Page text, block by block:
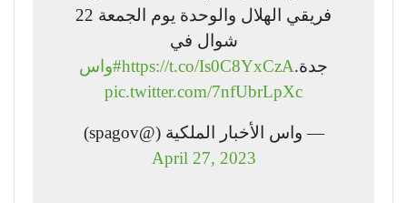
فريقي الهلال والوحدة يوم الجمعة 22
شوال في
جدة.https://t.co/Is0C8YxCzA#واس
pic.twitter.com/7nfUbrLpXc
— واس الأخبار الملكية (@spagov)
April 27, 2023